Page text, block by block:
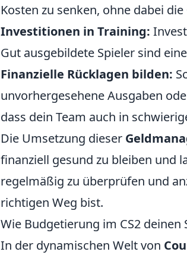
Kosten zu senken, ohne dabei
Investitionen in Training:
Gut ausgebildete Spieler sind
Finanzielle Rücklagen bilden:
unvorhergesehene Ausgaben
dass dein Team auch in
Die Umsetzung dieser
finanziell gesund zu bleiben und
regelmäßig zu überprüfen und
richtigen Weg bist.
Wie Budgetierung im CS2
In der dynamischen Welt von